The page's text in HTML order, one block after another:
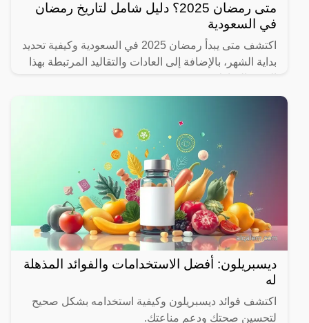
متى رمضان 2025؟ دليل شامل لتاريخ رمضان
في السعودية
اكتشف متى يبدأ رمضان 2025 في السعودية وكيفية تحديد
بداية الشهر، بالإضافة إلى العادات والتقاليد المرتبطة بهذا
ديسبريلون: أفضل الاستخدامات والفوائد المذهلة
له
اكتشف فوائد ديسبريلون وكيفية استخدامه بشكل صحيح
لتحسين صحتك ودعم مناعتك.